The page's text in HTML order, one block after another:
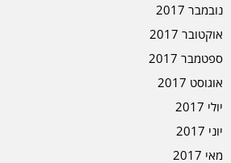
נובמבר 2017
אוקטובר 2017
ספטמבר 2017
אוגוסט 2017
יולי 2017
יוני 2017
מאי 2017